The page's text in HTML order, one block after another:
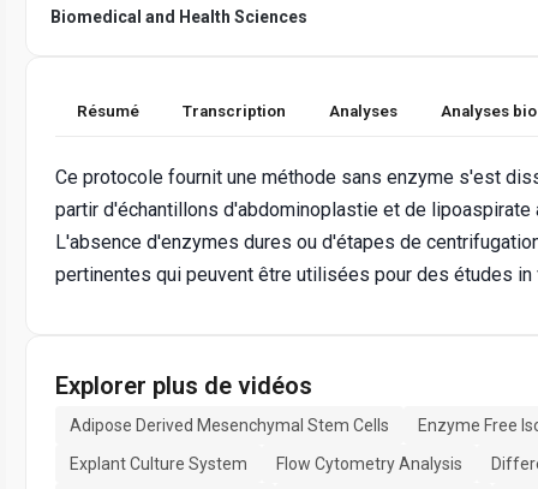
Biomedical and Health Sciences
Résumé Transcription Analyses Analyses
Ce protocole fournit une méthode sans enzyme s'est
partir d'échantillons d'abdominoplastie et de lipoaspirate
L'absence d'enzymes dures ou d'étapes de
pertinentes qui peuvent être utilisées pour des études
Explorer plus de vidéos
Adipose Derived Mesenchymal Stem Cells
Enzyme Free
Explant Culture System
Flow Cytometry Analysis